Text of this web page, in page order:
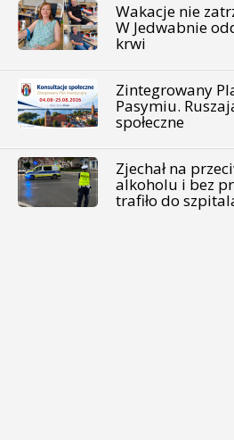
Wakacje nie
W Jedwabnie
krwi
Zintegrowany
Pasymiu.
społeczne
Zjechał na
alkoholu i bez
trafiło do